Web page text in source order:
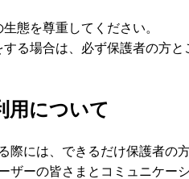
態を尊重してください。
る場合は、必ず保護者の方
用について
際には、できるだけ保護者の
ザーの皆さまとコミュニケー